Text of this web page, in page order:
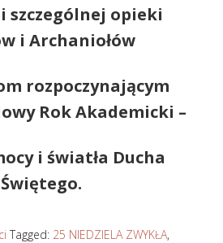
szczególnej opieki
i Archaniołów
rozpoczynającym
Rok Akademicki –
i światła Ducha
Świętego.
Tagged: 25 NIEDZIELA ZWYKŁA,